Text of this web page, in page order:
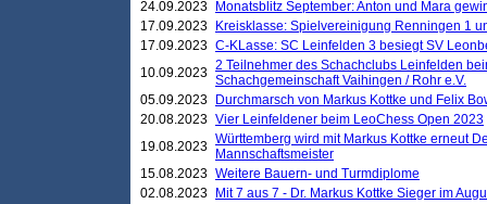
24.09.2023
Monatsblitz September: Anton und Mara
17.09.2023
Kreisklasse: Spielvereinigung Renningen 1
17.09.2023 C-KLasse: SC Leinfelden 3 besiegt SV
10.09.2023 2 Teilnehmer des Schachclubs Leinfelden
Schachgemeinschaft Vaihingen / Rohr e.V.
05.09.2023
Durchmarsch von Markus Kottke und Felix
20.08.2023 Vier Leinfeldener beim LeoChess Open 2023
19.08.2023 Württemberg wird mit Markus Kottke erneut
Mannschaftsmeister
15.08.2023 Weitere Bauern- und Turmdiplome
02.08.2023
Mit 7 aus 7 - Dr. Markus Kottke Sieger im